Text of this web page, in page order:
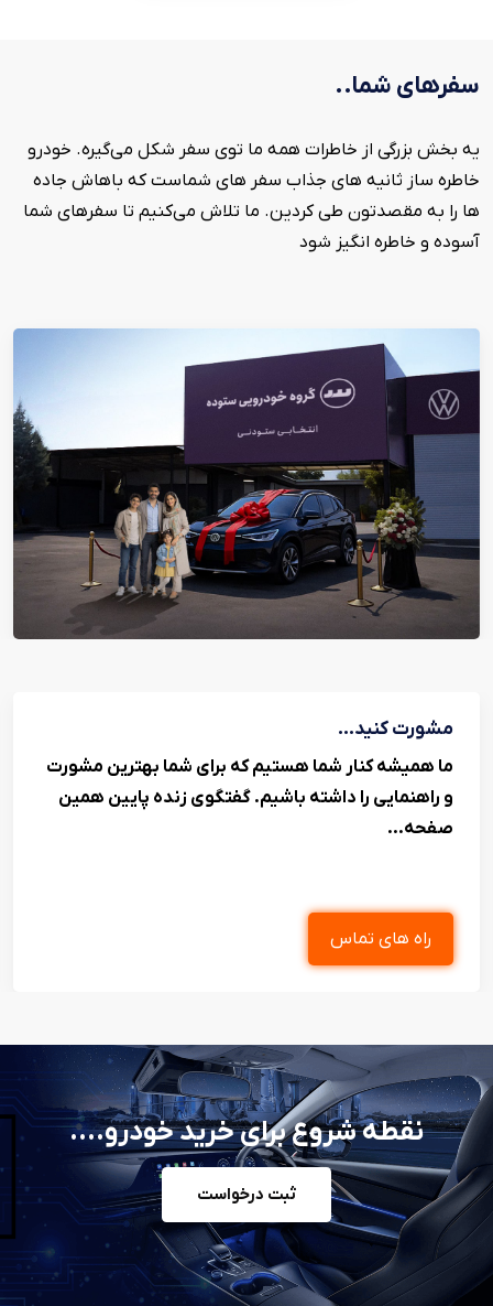
سفرهای شما..
یه بخش بزرگی از خاطرات همه ما توی سفر شکل می‌گیره. خودرو
خاطره ساز ثانیه های جذاب سفر های شماست که باهاش جاده
ها را به مقصدتون طی کردین. ما تلاش می‌کنیم تا سفرهای شما
آسوده و خاطره انگیز شود
مشورت کنید...
ما همیشه کنار شما هستیم که برای شما بهترین مشورت
و راهنمایی را داشته باشیم. گفتگوی زنده پایین همین
صفحه...
راه های تماس
نقطه شروع برای خرید خودرو....
ثبت درخواست